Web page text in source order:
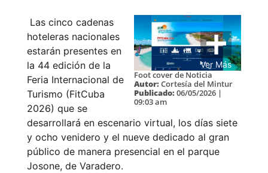
Ver Más
Foot cover de Noticia
Autor: Cortesía del Mintur
Publicado: 06/05/2026 |
09:03 am
Las cinco cadenas
hoteleras nacionales
estarán presentes en
la 44 edición de la
Feria Internacional de
Turismo (FitCuba
2026) que se
desarrollará en escenario virtual, los días siete
y ocho venidero y el nueve dedicado al gran
público de manera presencial en el parque
Josone, de Varadero.